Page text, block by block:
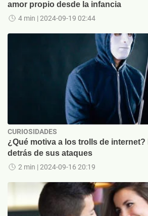
amor propio desde la infancia
4 min | 2024-09-19 02:44
CURIOSIDADES
¿Qué motiva a los trolls de
detrás de sus ataques
2 min | 2024-09-16 20:19